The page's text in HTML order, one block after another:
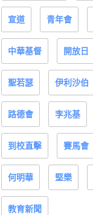
宣道 青年會
中華基督 開放日
聖若瑟 伊利沙伯
路德會 李兆基
到校直擊 賽馬會
何明華 堅樂
教育新聞